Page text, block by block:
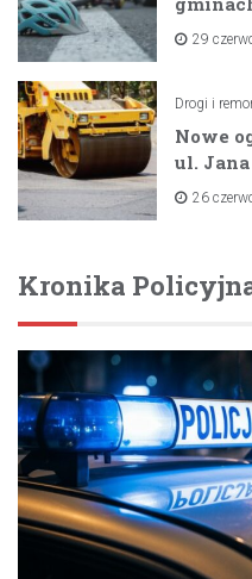
dzięki
29
Drogi i
Nowe
ul. Jana
lipca
26
Kronika